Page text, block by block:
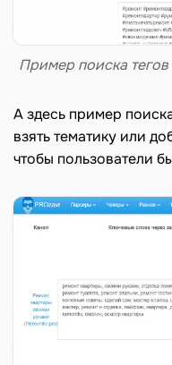
Пример поиска
А здесь пример
взять тематику или
чтобы пользователи